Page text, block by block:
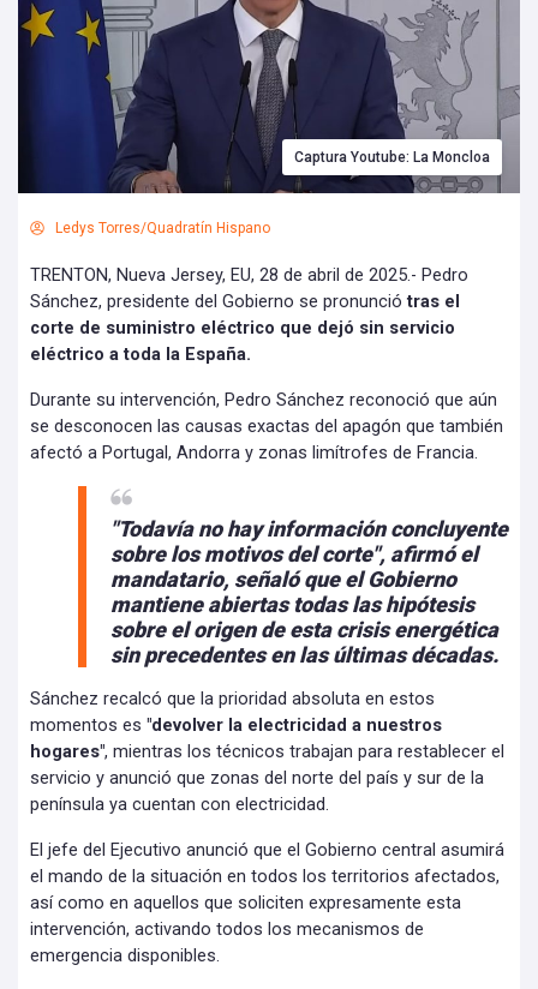
Captura Youtube: La Moncloa
Ledys Torres/Quadratín Hispano
TRENTON, Nueva Jersey, EU, 28 de abril de 2025.- Pedro
Sánchez, presidente del Gobierno se pronunciótras el
corte de suministro eléctrico que dejó sin servicio
eléctrico a toda la España.
Durante su intervención, Pedro Sánchez reconoció que aún
se desconocen las causas exactas del apagón que también
afectó a Portugal, Andorra y zonas limítrofes de Francia.
"Todavía no hay información concluyente
sobre los motivos del corte", afirmó el
mandatario, señaló que el Gobierno
mantiene abiertas todas las hipótesis
sobre el origen de esta crisis energética
sin precedentes en las últimas décadas.
Sánchez recalcó que la prioridad absoluta en estos
momentos es "devolver la electricidad a nuestros
hogares", mientras los técnicos trabajan para restablecer el
servicio y anunció que zonas del norte del país y sur de la
península ya cuentan con electricidad.
El jefe del Ejecutivo anunció que el Gobierno central asumirá
el mando de la situación en todos los territorios afectados,
así como en aquellos que soliciten expresamente esta
intervención, activando todos los mecanismos de
emergencia disponibles.